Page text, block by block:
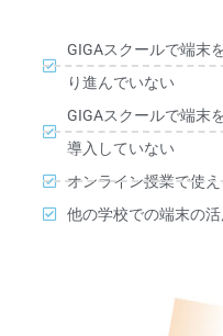
GIGAスクールで端末
り進んでいない
GIGAスクールで端末
導入していない
オンライン授業で使
他の学校での端末の